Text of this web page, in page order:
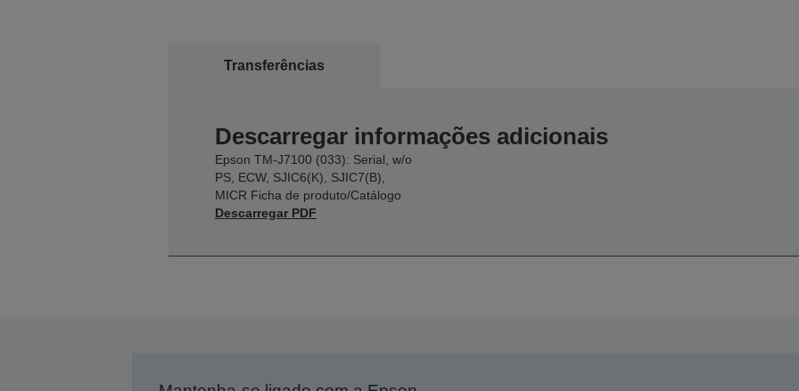
Transferências
Descarregar informações adicionais
Epson TM-J7100 (033): Serial, w/o
PS, ECW, SJIC6(K), SJIC7(B),
MICR Ficha de produto/Catálogo
Descarregar PDF